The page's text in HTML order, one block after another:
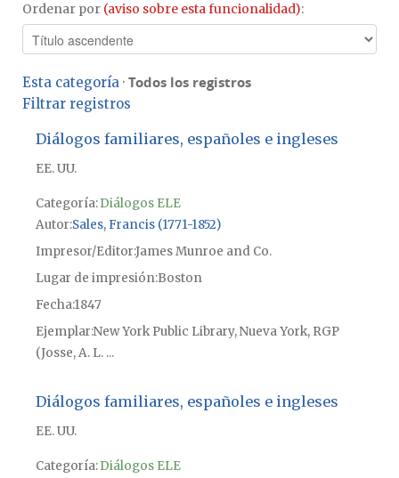
Ordenar por (aviso sobre esta funcionalidad):
Esta categoría · Todos los registros
Filtrar registros
Diálogos familiares, españoles e ingleses
EE. UU.
Categoría:Diálogos ELE
Autor Sales, Francis (1771-1852)
Impresor/EditorJames Munroe and Co.
Lugar de impresiónBoston
Fecha1847
Ejemplar New York Public Library, Nueva York, RGP
(Josse, A. L. ...
Diálogos familiares, españoles e ingleses
EE. UU.
Categoría:Diálogos ELE